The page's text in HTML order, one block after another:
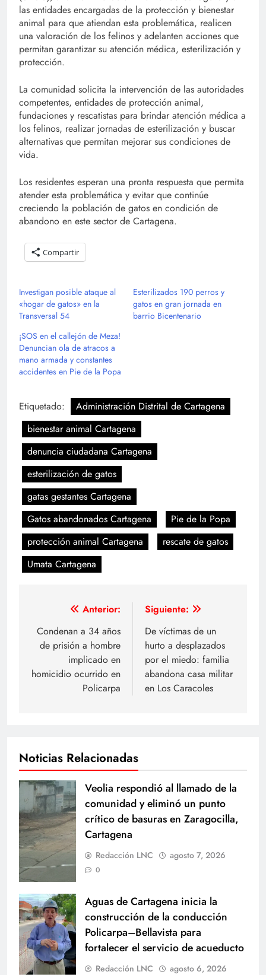
las entidades encargadas de la protección y bienestar
animal para que atiendan esta problemática, realicen
una valoración de los felinos y adelanten acciones que
permitan garantizar su atención médica, esterilización y
protección.
La comunidad solicita la intervención de las autoridades
competentes, entidades de protección animal,
fundaciones y rescatistas para brindar atención médica a
los felinos, realizar jornadas de esterilización y buscar
alternativas que permitan mejorar sus condiciones de
vida.
Los residentes esperan una pronta respuesta que permita
atender esta problemática y evitar que continúe
creciendo la población de gatos en condición de
abandono en este sector de Cartagena.
Compartir
Investigan posible ataque al
«hogar de gatos» en la
Transversal 54
Esterilizados 190 perros y
gatos en gran jornada en
barrio Bicentenario
¡SOS en el callejón de Meza!
Denuncian ola de atracos a
mano armada y constantes
accidentes en Pie de la Popa
Etiquetado:
Administración Distrital de Cartagena
bienestar animal Cartagena
denuncia ciudadana Cartagena
esterilización de gatos
gatas gestantes Cartagena
Gatos abandonados Cartagena
Pie de la Popa
protección animal Cartagena
rescate de gatos
Umata Cartagena
Navegación
de
entradas
Anterior:
Condenan a 34 años
de prisión a hombre
implicado en
homicidio ocurrido en
Policarpa
Siguiente:
De víctimas de un
hurto a desplazados
por el miedo: familia
abandona casa militar
en Los Caracoles
Noticias Relacionadas
Veolia respondió al llamado de la
comunidad y eliminó un punto
crítico de basuras en Zaragocilla,
Cartagena
Redacción LNC agosto 7, 2026
0
Aguas de Cartagena inicia la
construcción de la conducción
Policarpa–Bellavista para
fortalecer el servicio de acueducto
Redacción LNC agosto 6, 2026